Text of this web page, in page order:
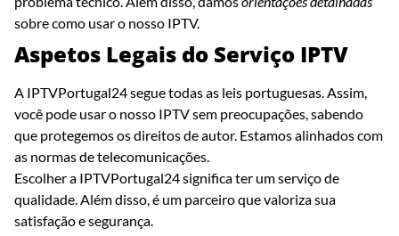
sobre como usar o nosso IPTV.
Aspetos Legais do Serviço IPTV
A IPTVPortugal24 segue todas as leis portuguesas. Assim,
você pode usar o nosso IPTV sem preocupações, sabendo
que protegemos os direitos de autor. Estamos alinhados com
as normas de telecomunicações.
Escolher a IPTVPortugal24 significa ter um serviço de
qualidade. Além disso, é um parceiro que valoriza sua
satisfação e segurança.